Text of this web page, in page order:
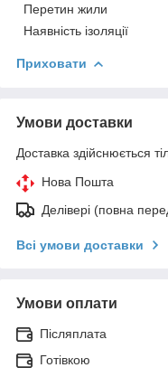
Перетин жили
Наявність ізоляції
Приховати
Умови доставки
Доставка здійснюється
Нова Пошта
Делівері (повна
Всі умови доставки
Умови оплати
Післяплата
Готівкою